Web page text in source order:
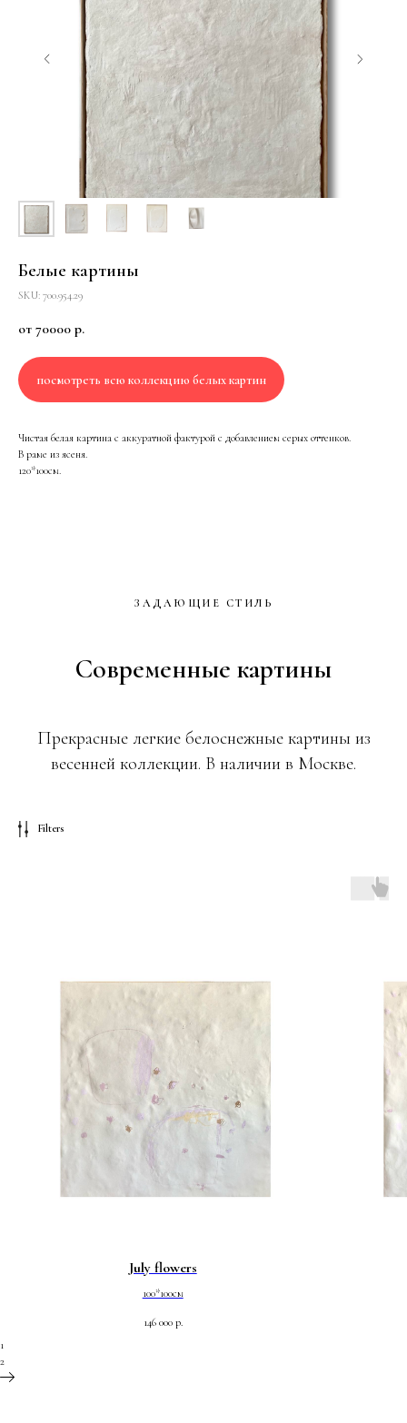
Белые картины
SKU: 700.954.29
от 70000 р.
посмотреть всю коллекцию белых картин
Чистая белая картина с аккуратной фактурой с добавлением серых оттенков.
В раме из ясеня.
120*100см.
ЗАДАЮЩИЕ СТИЛЬ
Современные картины
Прекрасные легкие белоснежные картины из
весенней коллекции. В наличии в Москве.
Filters
July flowers
100*100см
146 000 р.
1
2